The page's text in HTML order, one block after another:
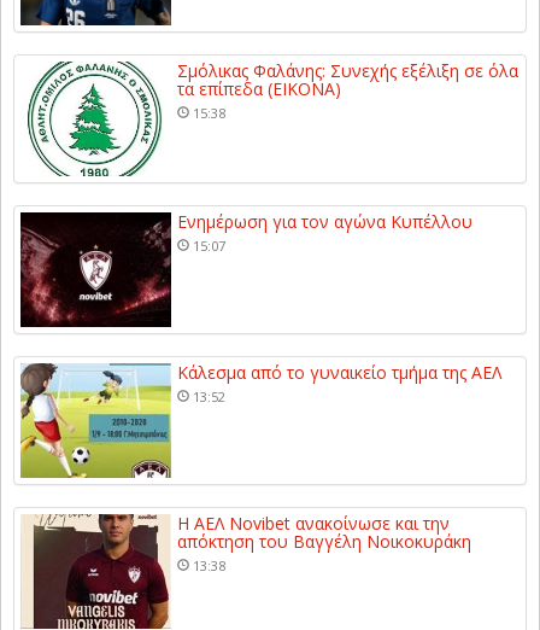
Σμόλικας Φαλάνης: Συνεχής εξέλιξη σε όλα
τα επίπεδα (ΕΙΚΟΝΑ)
15:38
Ενημέρωση για τον αγώνα Κυπέλλου
15:07
Κάλεσμα από το γυναικείο τμήμα της ΑΕΛ
13:52
Η ΑΕΛ Novibet ανακοίνωσε και την
απόκτηση του Βαγγέλη Νοικοκυράκη
13:38